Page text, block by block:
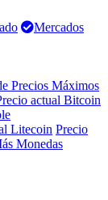
Mercados
Precios Máximos
actual Bitcoin
Litecoin Precio
Monedas